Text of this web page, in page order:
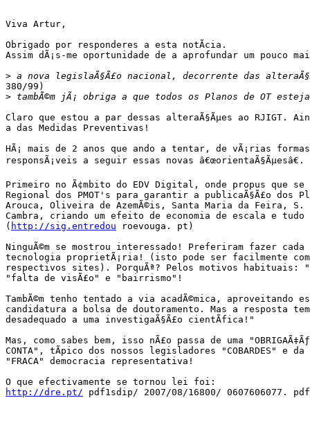
Viva Artur,
Obrigado por responderes a esta notÃ­cia.
Assim dÃ¡s-me oportunidade de a aprofundar um pouco
>
380/99)
>
Claro que estou a par dessas alteraÃ§Ãµes ao RJIGT.
a das Medidas Preventivas!
HÃ¡ mais de 2 anos que ando a tentar, de vÃ¡rias
responsÃ¡veis a seguir essas novas â€œorientaÃ§Ãµesâ€.
Primeiro no Ã¢mbito do EDV Digital, onde propus que se
Regional dos PMOT's para garantir a publicaÃ§Ã£o dos
Arouca, Oliveira de AzemÃ©is, Santa Maria da Feira, S.
Cambra, criando um efeito de economia de escala e tudo
( http://sig.entredou roevouga. pt)
NinguÃ©m se mostrou interessado! Preferiram fazer
tecnologia proprietÃ¡ria! (isto pode ser facilmente
respectivos sites). PorquÃª? Pelos motivos habituais:
"falta de visÃ£o" e "bairrismo"!
TambÃ©m tenho tentado a via acadÃ©mica, aproveitando
candidatura a bolsa de doutoramento. Mas a resposta
desadequado a uma investigaÃ§Ã£o cientÃ­fica!"
Mas, como sabes bem, isso nÃ£o passa de uma
CONTA", tÃ­pico dos nossos legisladores "COBARDES" e da
"FRACA" democracia representativa!
http://dre.pt/ pdf1sdip/ 2007/08/16800/ 0607606077. pdf